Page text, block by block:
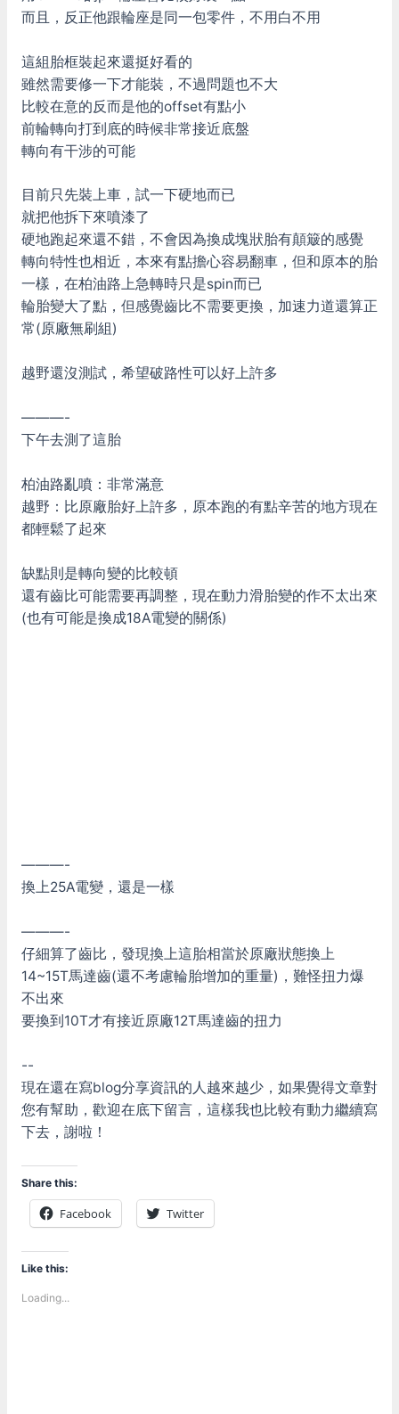
而且，反正他跟輪座是同一包零件，不用白不用
這組胎框裝起來還挺好看的
雖然需要修一下才能裝，不過問題也不大
比較在意的反而是他的offset有點小
前輪轉向打到底的時候非常接近底盤
轉向有干涉的可能
目前只先裝上車，試一下硬地而已
就把他拆下來噴漆了
硬地跑起來還不錯，不會因為換成塊狀胎有顛簸的感覺
轉向特性也相近，本來有點擔心容易翻車，但和原本的胎
一樣，在柏油路上急轉時只是spin而已
輪胎變大了點，但感覺齒比不需要更換，加速力道還算正
常(原廠無刷組)
越野還沒測試，希望破路性可以好上許多
———-
下午去測了這胎
柏油路亂噴：非常滿意
越野：比原廠胎好上許多，原本跑的有點辛苦的地方現在
都輕鬆了起來
缺點則是轉向變的比較頓
還有齒比可能需要再調整，現在動力滑胎變的作不太出來
(也有可能是換成18A電變的關係)
———-
換上25A電變，還是一樣
———-
仔細算了齒比，發現換上這胎相當於原廠狀態換上
14~15T馬達齒(還不考慮輪胎增加的重量)，難怪扭力爆
不出來
要換到10T才有接近原廠12T馬達齒的扭力
--
現在還在寫blog分享資訊的人越來越少，如果覺得文章對
您有幫助，歡迎在底下留言，這樣我也比較有動力繼續寫
下去，謝啦！
Share this:
Facebook Twitter
Like this:
Loading...